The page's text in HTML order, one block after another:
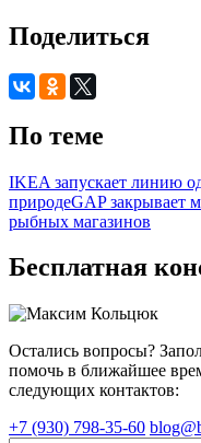
Поделиться
По теме
IKEA запускает линию
природеGAP закрывает
рыбных магазинов
Бесплатная
Остались вопросы?
помочь в ближайшее
следующих контактов:
+7 (930) 798-35-60